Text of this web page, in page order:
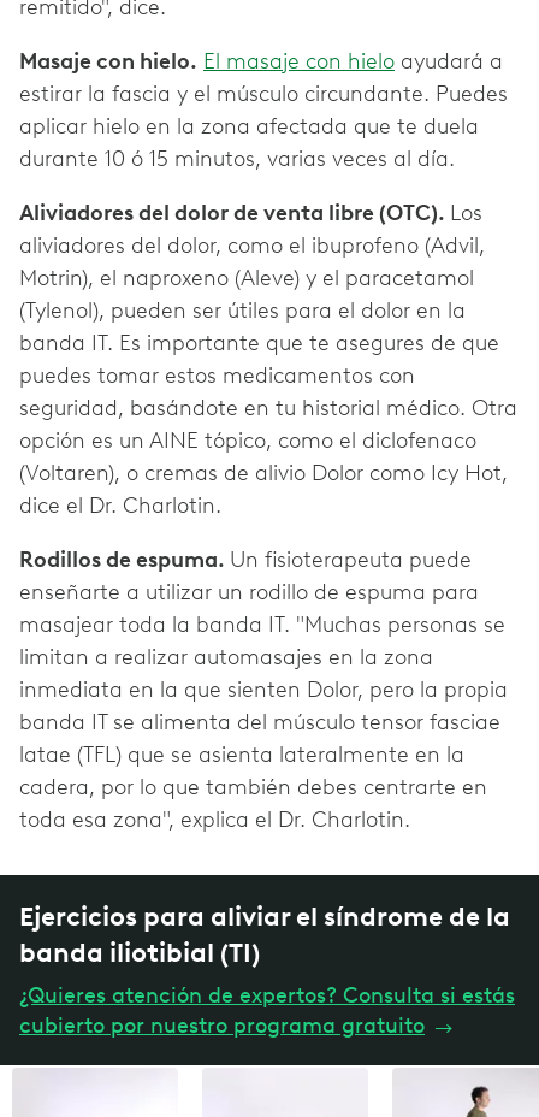
remitido", dice.
Masaje con hielo. El masaje con hielo ayudará a
estirar la fascia y el músculo circundante. Puedes
aplicar hielo en la zona afectada que te duela
durante 10 ó 15 minutos, varias veces al día.
Aliviadores del dolor de venta libre (OTC). Los
aliviadores del dolor, como el ibuprofeno (Advil,
Motrin), el naproxeno (Aleve) y el paracetamol
(Tylenol), pueden ser útiles para el dolor en la
banda IT. Es importante que te asegures de que
puedes tomar estos medicamentos con
seguridad, basándote en tu historial médico. Otra
opción es un AINE tópico, como el diclofenaco
(Voltaren), o cremas de alivio Dolor como Icy Hot,
dice el Dr. Charlotin.
Rodillos de espuma. Un fisioterapeuta puede
enseñarte a utilizar un rodillo de espuma para
masajear toda la banda IT. "Muchas personas se
limitan a realizar automasajes en la zona
inmediata en la que sienten Dolor, pero la propia
banda IT se alimenta del músculo tensor fasciae
latae (TFL) que se asienta lateralmente en la
cadera, por lo que también debes centrarte en
toda esa zona", explica el Dr. Charlotin.
Ejercicios para aliviar el síndrome de la
banda iliotibial (TI)
¿Quieres atención de expertos? Consulta si estás
cubierto por nuestro programa gratuito →